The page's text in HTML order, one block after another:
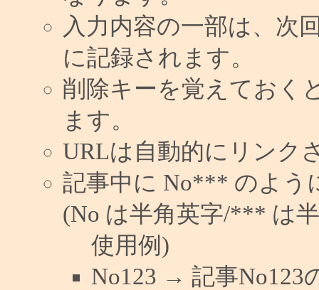
入力内容の一部は、次
に記録されます。
削除キーを覚えておく
ます。
URLは自動的にリンク
記事中に No*** のよう
(No は半角英字/*** は
使用例)
No123 → 記事No123